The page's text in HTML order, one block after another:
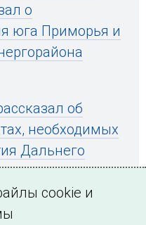
о
юга Приморья и
об
необходимых
Дальнего
cookie и